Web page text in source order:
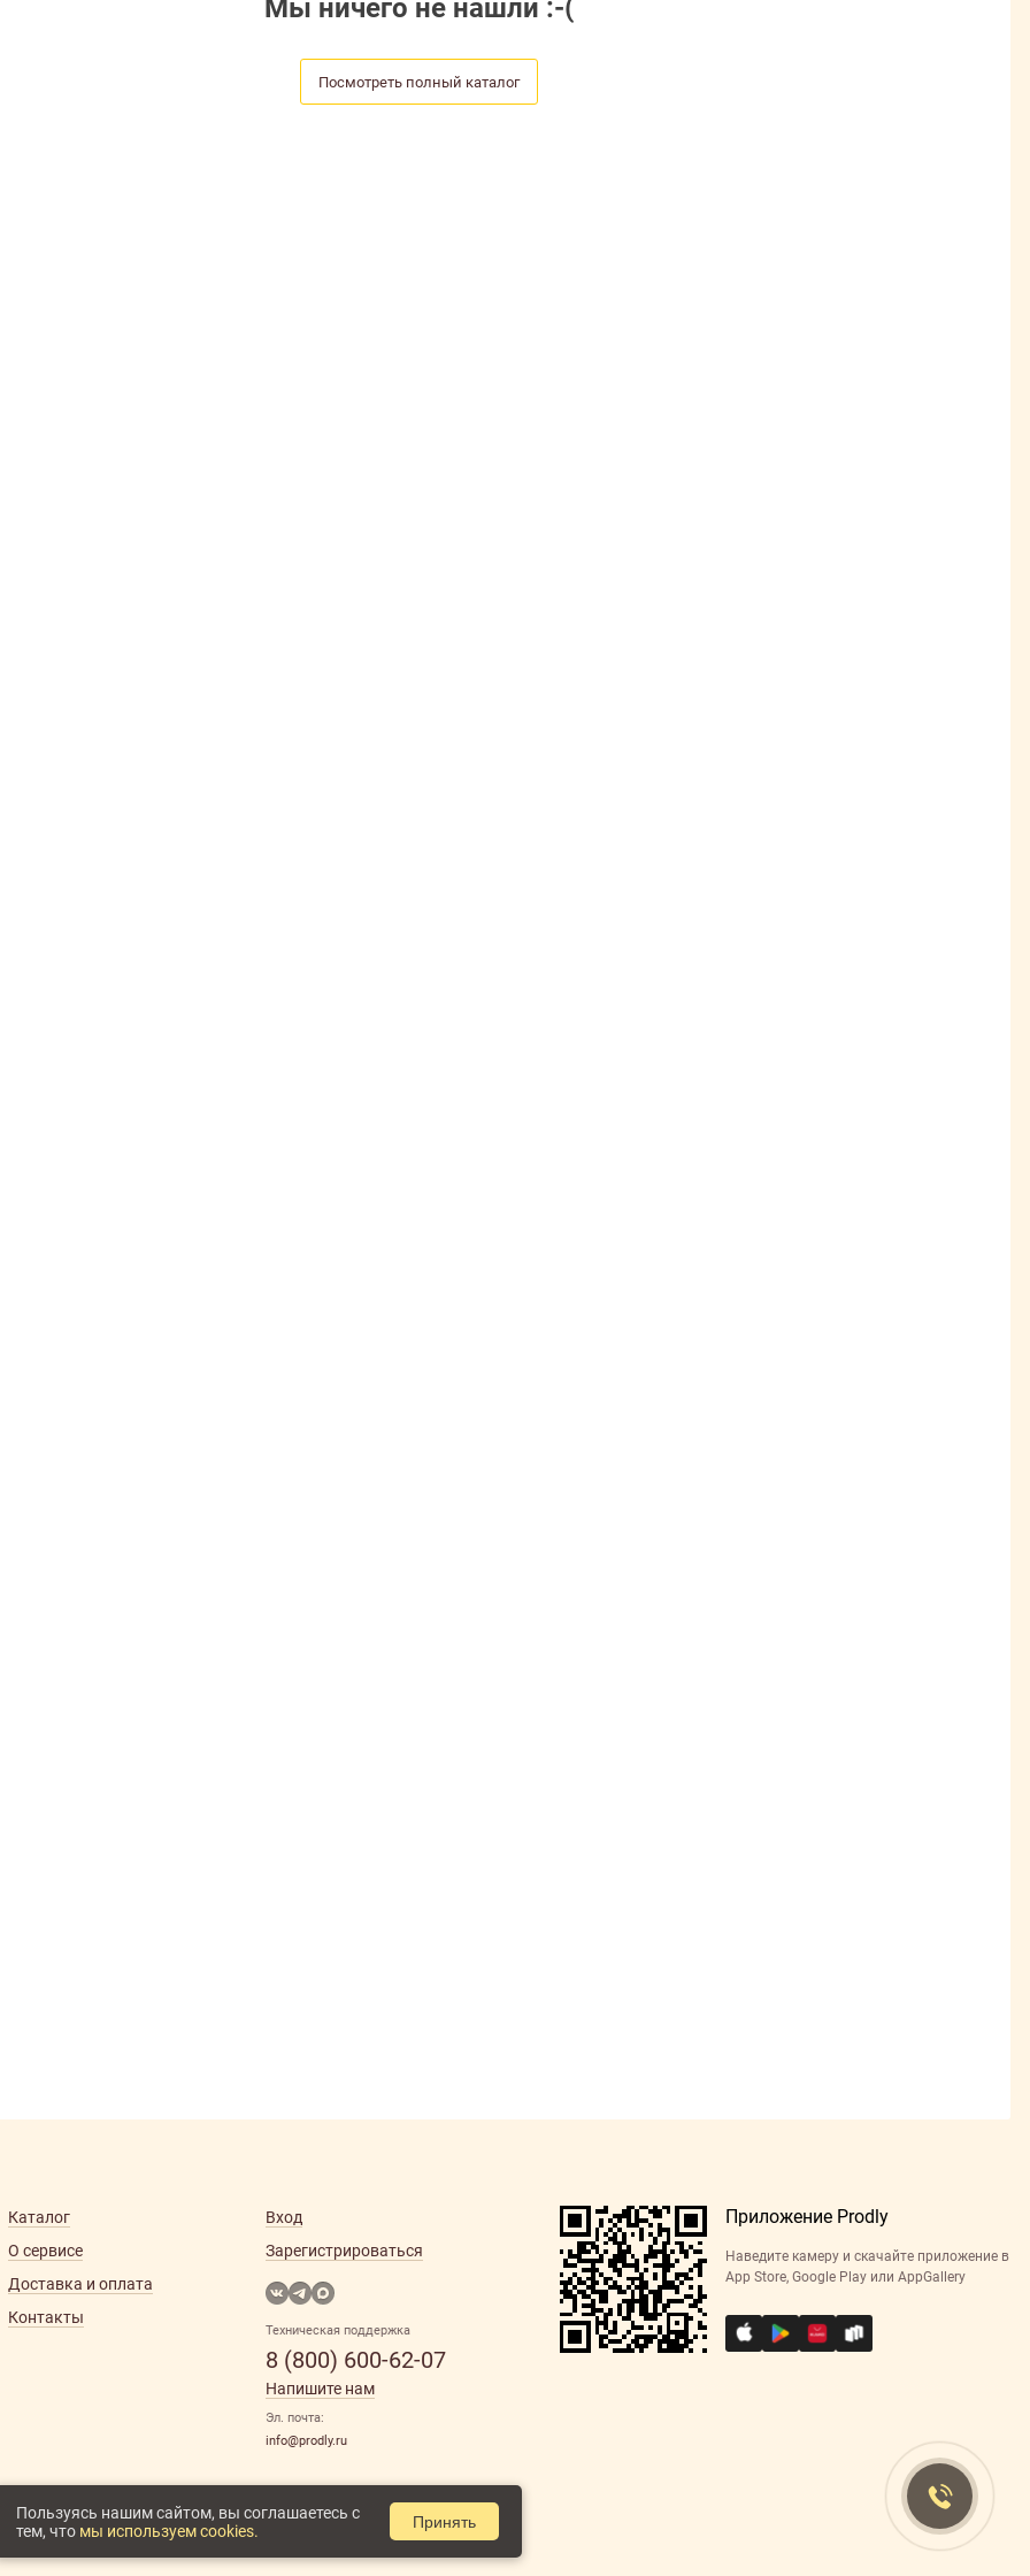
Пользуясь нашим сайтом, вы соглашаетесь с
тем, что мы используем cookies. Принять
Мы ничего не нашли :-(
Посмотреть полный каталог
Каталог
О сервисе
Доставка и оплата
Контакты
Вход
Зарегистрироваться
Техническая поддержка
8 (800) 600-62-07
Напишите нам
Эл. почта:
info@prodly.ru
Приложение Prodly
Наведите камеру и скачайте приложение в
App Store, Google Play или AppGallery